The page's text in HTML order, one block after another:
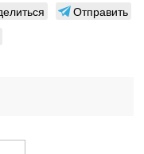
Отправить